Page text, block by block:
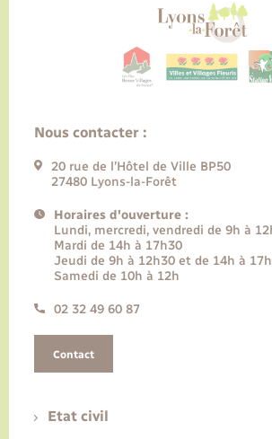
Nous contacter :
20 rue de l’Hôtel de Ville BP50
27480 Lyons-la-Forêt
Horaires d'ouverture :
Lundi, mercredi, vendredi de 9h à
Mardi de 14h à 17h30
Jeudi de 9h à 12h30 et de 14h à
Samedi de 10h à 12h
02 32 49 60 87
Contact
Etat civil